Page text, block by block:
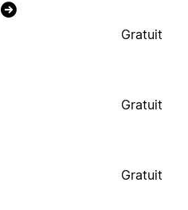
Gratuit
Gratuit
Gratuit